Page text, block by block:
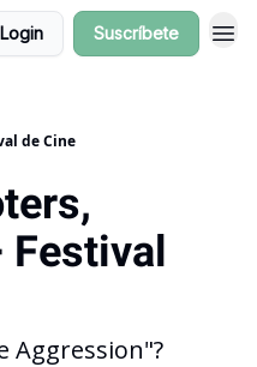
Login Suscríbete
de Cine
Aggression"?